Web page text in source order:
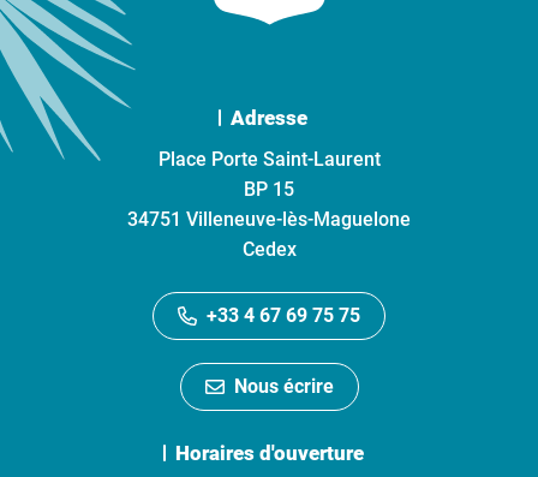
Adresse
Place Porte Saint-Laurent
BP 15
34751 Villeneuve-lès-Maguelone
Cedex
+33 4 67 69 75 75
Nous écrire
Horaires d'ouverture